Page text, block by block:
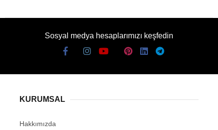
Sosyal medya hesaplarımızı keşfedin
KURUMSAL
Hakkımızda